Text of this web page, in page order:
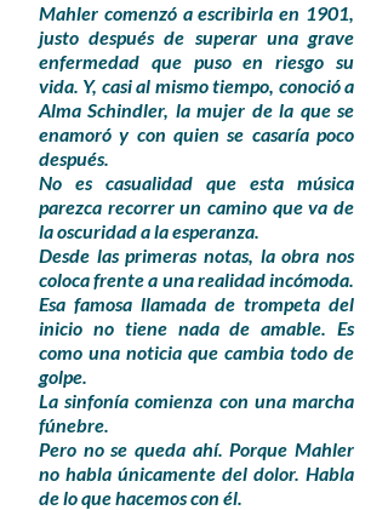
Mahler comenzó a escribirla en 1901,
justo después de superar una grave
enfermedad que puso en riesgo su
vida. Y, casi al mismo tiempo, conoció a
Alma Schindler, la mujer de la que se
enamoró y con quien se casaría poco
después.
No es casualidad que esta música
parezca recorrer un camino que va de
la oscuridad a la esperanza.
Desde las primeras notas, la obra nos
coloca frente a una realidad incómoda.
Esa famosa llamada de trompeta del
inicio no tiene nada de amable. Es
como una noticia que cambia todo de
golpe.
La sinfonía comienza con una marcha
fúnebre.
Pero no se queda ahí. Porque Mahler
no habla únicamente del dolor. Habla
de lo que hacemos con él.